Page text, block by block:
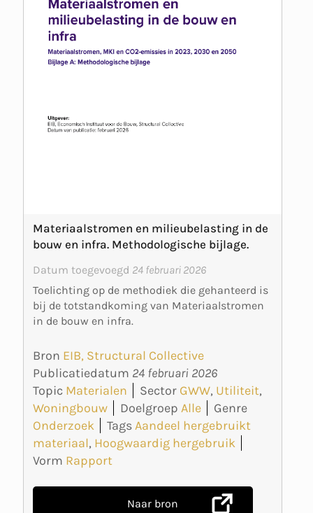
Materiaalstromen en milieubelasting in de
bouw en infra. Methodologische bijlage.
Datum toegevoegd 24 februari 2026
Toelichting op de methodiek die gehanteerd is
bij de totstandkoming van Materiaalstromen
in de bouw en infra.
Bron EIB, Structural Collective
Publicatiedatum 24 februari 2026
Topic Materialen Sector GWW, Utiliteit,
Woningbouw
Doelgroep Alle
Genre
Onderzoek
TagsAandeel hergebruikt
materiaal, Hoogwaardig hergebruik
Vorm Rapport
Naar bron